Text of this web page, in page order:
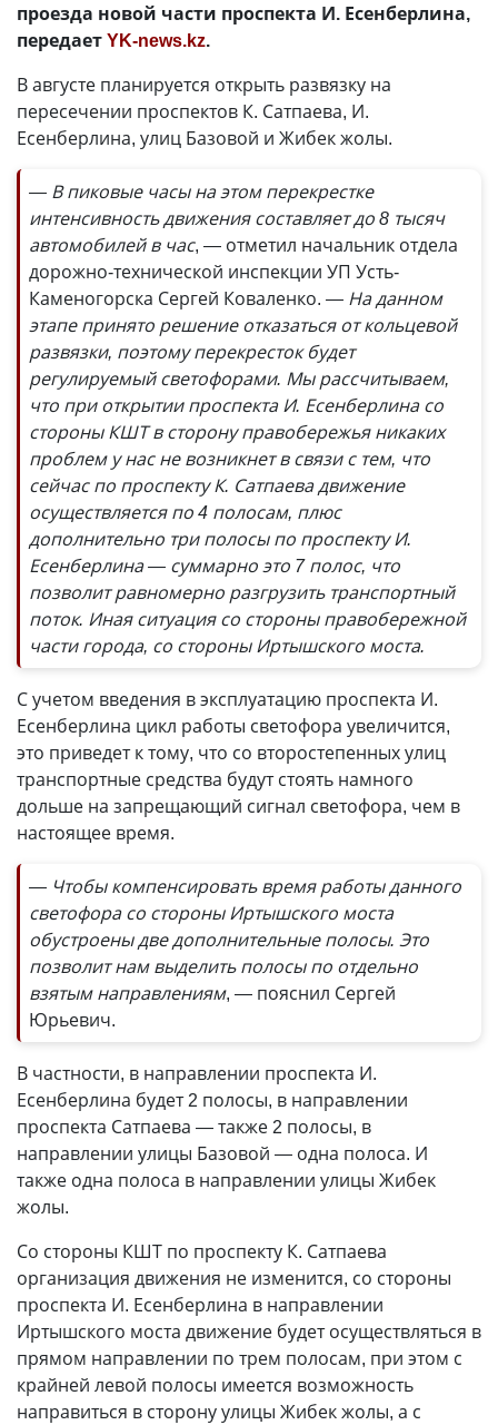
проезда новой части проспекта И. Есенберлина,
передаетYK-news.kz.
В августе планируется открыть развязку на
пересечении проспектов К. Сатпаева, И.
Есенберлина, улиц Базовой и Жибек жолы.
— В пиковые часы на этом перекрестке
интенсивность движения составляет до 8 тысяч
автомобилей в час, — отметил начальник отдела
дорожно-технической инспекции УП Усть-
Каменогорска Сергей Коваленко. — На данном
этапе принято решение отказаться от кольцевой
развязки, поэтому перекресток будет
регулируемый светофорами. Мы рассчитываем,
что при открытии проспекта И. Есенберлина со
стороны КШТ в сторону правобережья никаких
проблем у нас не возникнет в связи с тем, что
сейчас по проспекту К. Сатпаева движение
осуществляется по 4 полосам, плюс
дополнительно три полосы по проспекту И.
Есенберлина — суммарно это 7 полос, что
позволит равномерно разгрузить транспортный
поток. Иная ситуация со стороны правобережной
части города, со стороны Иртышского моста.
С учетом введения в эксплуатацию проспекта И.
Есенберлина цикл работы светофора увеличится,
это приведет к тому, что со второстепенных улиц
транспортные средства будут стоять намного
дольше на запрещающий сигнал светофора, чем в
настоящее время.
— Чтобы компенсировать время работы данного
светофора со стороны Иртышского моста
обустроены две дополнительные полосы. Это
позволит нам выделить полосы по отдельно
взятым направлениям, — пояснил Сергей
Юрьевич.
В частности, в направлении проспекта И.
Есенберлина будет 2 полосы, в направлении
проспекта Сатпаева — также 2 полосы, в
направлении улицы Базовой — одна полоса. И
также одна полоса в направлении улицы Жибек
жолы.
Со стороны КШТ по проспекту К. Сатпаева
организация движения не изменится, со стороны
проспекта И. Есенберлина в направлении
Иртышского моста движение будет осуществляться в
прямом направлении по трем полосам, при этом с
крайней левой полосы имеется возможность
направиться в сторону улицы Жибек жолы, а с